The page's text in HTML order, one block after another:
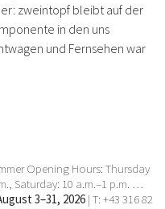
zweintopf bleibt auf der
in den uns
und Fernsehen war
Opening Hours: Thursday
Saturday: 10 a.m.–1 p.m. …
3–31, 2026 | T: +43 316 82